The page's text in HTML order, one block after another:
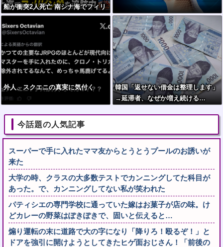
船が衝突2人死亡 南シナ海でフィリ
ピン船を追跡中
外人、スクエニの真実に気付く
韓国「返せない借金は整理します」
→延滞者、なぜか増え続ける…
今話題の人気記事
スーパーで手に入れたママ友からとうとうプールのお誘いが
来た
大学の時、クラスの大多数テストでカンニングしてた科目が
あった。で、カンニングしてない私が笑われた
パティシエの専門学校に通っていた嫁はお菓子が店の味。け
どカレーの野菜はぽきぽきで、固いと伝えると…
煽り運転の末に道路で大の字になり「降りろ！殴るぞ！」と
ドアを強引に開けようとしてきたヒゲ面おじさん！「前後の